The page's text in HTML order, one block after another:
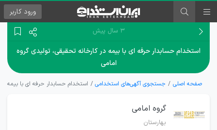
ورود کاربر
۳ سال پیش
استخدام حسابدار حرفه ای با بیمه در کارخانه تحقیقی، تولیدی گروه
امامی
صفحه اصلی جستجوی آگهی‌های استخدامی استخدام حسابدار حرفه ای با بیمه
گروه امامی
بهارستان